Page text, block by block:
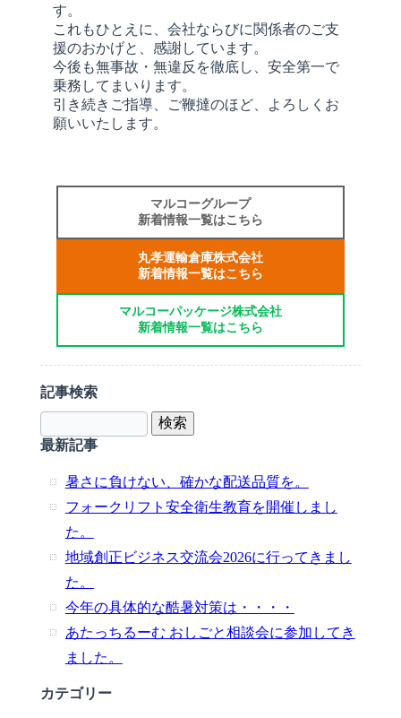
す。
これもひとえに、会社ならびに関係者のご支
援のおかげと、感謝しています。
今後も無事故・無違反を徹底し、安全第一で
乗務してまいります。
引き続きご指導、ご鞭撻のほど、よろしくお
願いいたします。
マルコーグループ
新着情報一覧はこちら
丸孝運輸倉庫株式会社
新着情報一覧はこちら
マルコーパッケージ株式会社
新着情報一覧はこちら
記事検索
最新記事
暑さに負けない、確かな配送品質を。
フォークリフト安全衛生教育を開催しまし
た。
地域創正ビジネス交流会2026に行ってきまし
た。
今年の具体的な酷暑対策は・・・・
あたっちるーむ おしごと相談会に参加してき
ました。
カテゴリー